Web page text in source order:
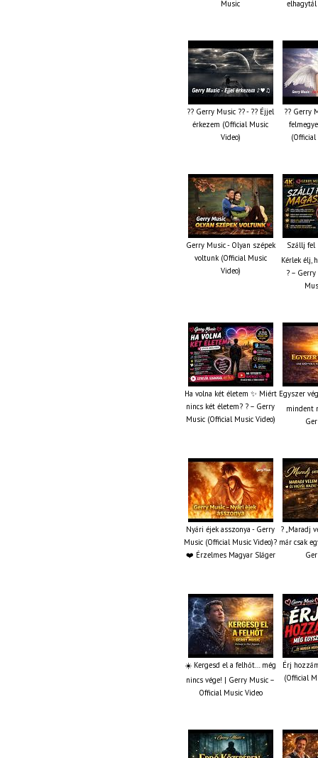
Music
?? Gerry Music ?? - ?? Éjjel
érkezem (Official Music
Video)
?? Gerry
(Official
Gerry Music - Olyan szépek
voltunk (Official Music
Video)
Szállj fel
Kérlek élj,
? –
Ha volna két életem ✨ Miért
nincs két életem? ? – Gerry
Music (Official Music Video)
Egyszer
mindent
Nyári éjek asszonya - Gerry
Music (Official Music Video)?
❤️ Érzelmes Magyar Sláger
? „Maradj
már csak
☀️ Kergesd el a felhőt… még
nincs vége! | Gerry Music –
Official Music Video
Érj
(Official